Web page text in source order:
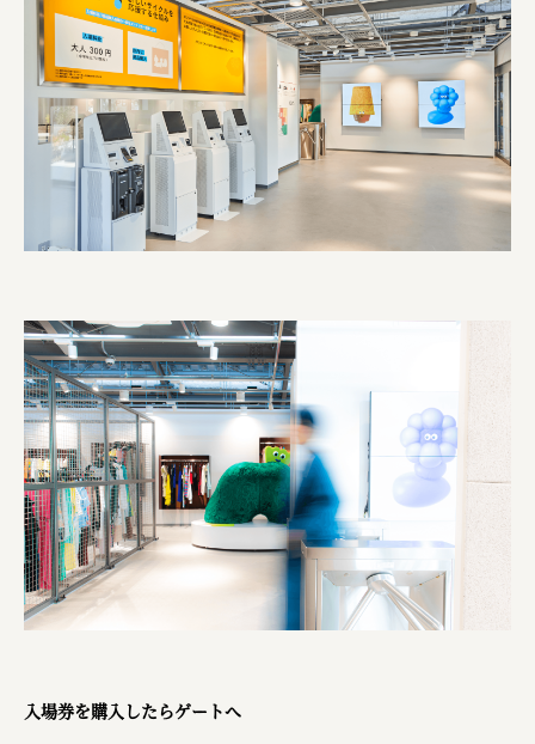
入場券を購入したらゲートへ